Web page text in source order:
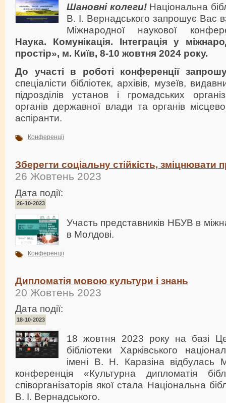
Шановні колеги! Національна
В. І. Вернадського запрошує Вас
Міжнародної наукової
Наука. Комунікація. Інтеграція у
простір», м. Київ, 8-10 жовтня 2024 року.
До участі в роботі конференції
спеціалісти бібліотек, архівів, музеїв,
підрозділів установ і громадських
органів державної влади та органів
аспіранти.
Конференції
Зберегти соціальну стійкість, зміцнювати
26 Жовтень 2023
Дата події:
26-10-2023
Участь представників НБУВ в
в Молдові.
Конференції
Дипломатія мовою культури і знань
20 Жовтень 2023
Дата події:
18-10-2023
18 жовтня 2023 року на базі
бібліотеки Харківського
імені В. Н. Каразіна відбулась
конференція «Культурна дипломатія
співорганізаторів якої стала Національна
В. І. Вернадського.